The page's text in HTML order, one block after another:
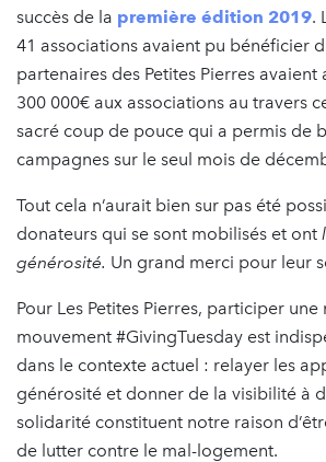
succès de la première édition 2019.
41 associations avaient pu bénéficier
partenaires des Petites Pierres avaient
300 000€ aux associations au travers
sacré coup de pouce qui a permis de
campagnes sur le seul mois de
Tout cela n’aurait bien sur pas été
donateurs qui se sont mobilisés et ont
générosité. Un grand merci pour leur
Pour Les Petites Pierres, participer
mouvement #GivingTuesday est
dans le contexte actuel : relayer les
générosité et donner de la visibilité à
solidarité constituent notre raison
de lutter contre le mal-logement.